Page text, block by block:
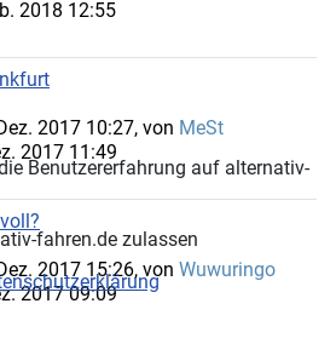
2018 12:55
2017 10:27, von MeSt
2017 11:49
2017 15:26, von Wuwuringo
2017 09:09
Benutzererfahrung auf alternativ-
fahren.de zulassen